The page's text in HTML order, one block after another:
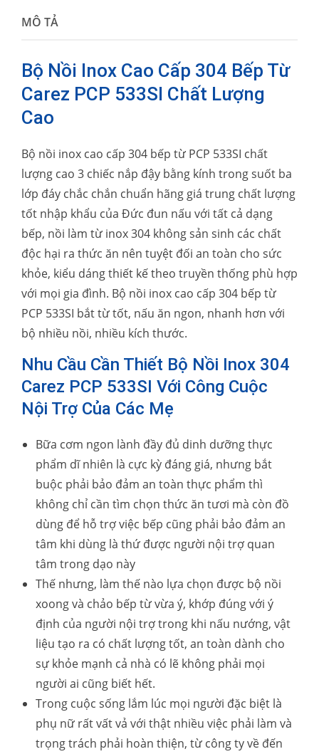
MÔ TẢ
Bộ Nồi Inox Cao Cấp 304 Bếp Từ
Carez PCP 533SI Chất Lượng
Cao
Bộ nồi inox cao cấp 304 bếp từ PCP 533SI chất
lượng cao 3 chiếc nắp đậy bằng kính trong suốt ba
lớp đáy chắc chắn chuẩn hãng giá trung chất lượng
tốt nhập khẩu của Đức đun nấu với tất cả dạng
bếp, nồi làm từ inox 304 không sản sinh các chất
độc hại ra thức ăn nên tuyệt đối an toàn cho sức
khỏe, kiểu dáng thiết kế theo truyền thống phù hợp
với mọi gia đình. Bộ nồi inox cao cấp 304 bếp từ
PCP 533SI bắt từ tốt, nấu ăn ngon, nhanh hơn với
bộ nhiều nồi, nhiều kích thước.
Nhu Cầu Cần Thiết Bộ Nồi Inox 304
Carez PCP 533SI Với Công Cuộc
Nội Trợ Của Các Mẹ
Bữa cơm ngon lành đầy đủ dinh dưỡng thực
phẩm dĩ nhiên là cực kỳ đáng giá, nhưng bắt
buộc phải bảo đảm an toàn thực phẩm thì
không chỉ cần tìm chọn thức ăn tươi mà còn đồ
dùng để hỗ trợ việc bếp cũng phải bảo đảm an
tâm khi dùng là thứ được người nội trợ quan
tâm trong dạo này
Thế nhưng, làm thế nào lựa chọn được bộ nồi
xoong và chảo bếp từ vừa ý, khớp đúng với ý
định của người nội trợ trong khi nấu nướng, vật
liệu tạo ra có chất lượng tốt, an toàn dành cho
sự khỏe mạnh cả nhà có lẽ không phải mọi
người ai cũng biết hết.
Trong cuộc sống lắm lúc mọi người đặc biệt là
phụ nữ rất vất vả với thật nhiều việc phải làm và
trọng trách phải hoàn thiện, từ công ty về đến